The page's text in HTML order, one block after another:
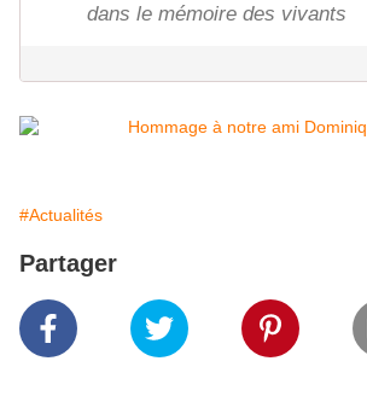
dans le mémoire des vivants
#Actualités
Partager